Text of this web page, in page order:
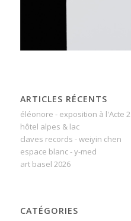
ARTICLES RÉCENTS
éléonore - exposition à l'Acte 2
hôtel alpes & lac
claves records - weiyin chen
espace blanc - y-med
art basel 2026
CATÉGORIES